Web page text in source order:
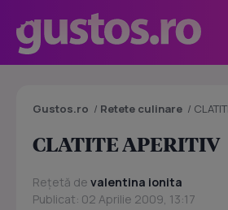
Gustos.ro / Retete culinare /
CLATITE APERITIV
Rețetă de valentina ionita
Publicat: 02 Aprilie 2009, 13:17